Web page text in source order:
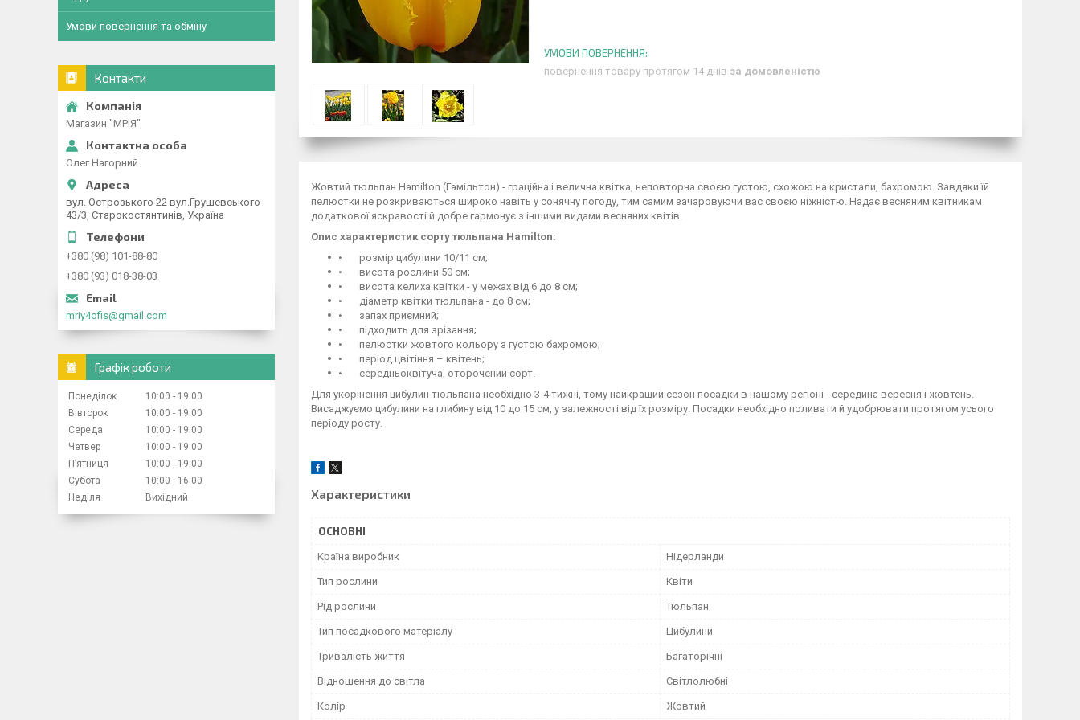
повернення товару протягом 14 днів за домовленістю
Жовтий тюльпан Hamilton (Гамільтон) - граційна і велична квітка, неповторна своєю густою, схожою на кристали, бахромою. Завдяки їй
пелюстки не розкриваються широко навіть у сонячну погоду, тим самим зачаровуючи вас своєю ніжністю. Надає весняним квітникам
додаткової яскравості й добре гармонує з іншими видами весняних квітів.
Опис характеристик сорту тюльпана Hamilton:
• розмір цибулини 10/11 см;
• висота рослини 50 см;
• висота келиха квітки - у межах від 6 до 8 см;
• діаметр квітки тюльпана - до 8 см;
• запах приємний;
• підходить для зрізання;
• пелюстки жовтого кольору з густою бахромою;
• період цвітіння – квітень;
• середньоквітуча, оторочений сорт.
Для укорінення цибулин тюльпана необхідно 3-4 тижні, тому найкращий сезон посадки в нашому регіоні - середина вересня і жовтень.
Висаджуємо цибулини на глибину від 10 до 15 см, у залежності від їх розміру. Посадки необхідно поливати й удобрювати протягом усього
періоду росту.
Характеристики
ОСНОВНІ
Країна виробник Нідерланди
Тип рослини Квіти
Рід рослини Тюльпан
Тип посадкового матеріалу Цибулини
Тривалість життя Багаторічні
Відношення до світла Світлолюбні
Колір Жовтий
Умови повернення та обміну
Контакти
Магазин "МРІЯ"
Олег Нагорний
вул. Острозького 22 вул.Грушевського
43/3, Старокостянтинів, Україна
+380 (98) 101-88-80
+380 (93) 018-38-03
mriy4ofis@gmail.com
Графік роботи
Понеділок 10:00
19:00
Вівторок
10:00
19:00
Середа
10:00
19:00
Четвер
10:00
19:00
Пʼятниця
10:00
19:00
Субота
10:00
16:00
Неділя
Вихідний